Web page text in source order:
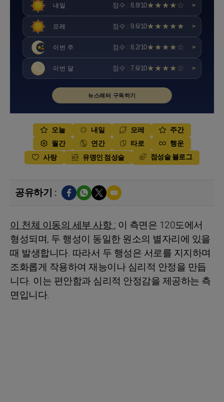
내일 점수 : 8.8/10★★★★☆ >
모레 점수 : 9.6/10★★★★★ >
이번 주 점수 : 8.2/10★★★★☆ >
이번 달 점수 : 7.6/10★★★★☆ >
뉴스레터 구독하기
오늘 내일 모레
주간
월간
연간 타로
행운
사랑
유명인 점성술 점성술 블로그
공유하기 :
이 천체 이동의 세부 사항 : 이 측면은 120도에서
형성되며, 두 행성이 동일한 원소의 별자리에 있을
때 발생합니다. 따라서 두 행성은 서로를 지지하며
조화롭게 작용하여 재능이나 심리적 안정을 만듭
니다. 이는 편안함과 심리적 안정감을 제공하는 측
면입니다.